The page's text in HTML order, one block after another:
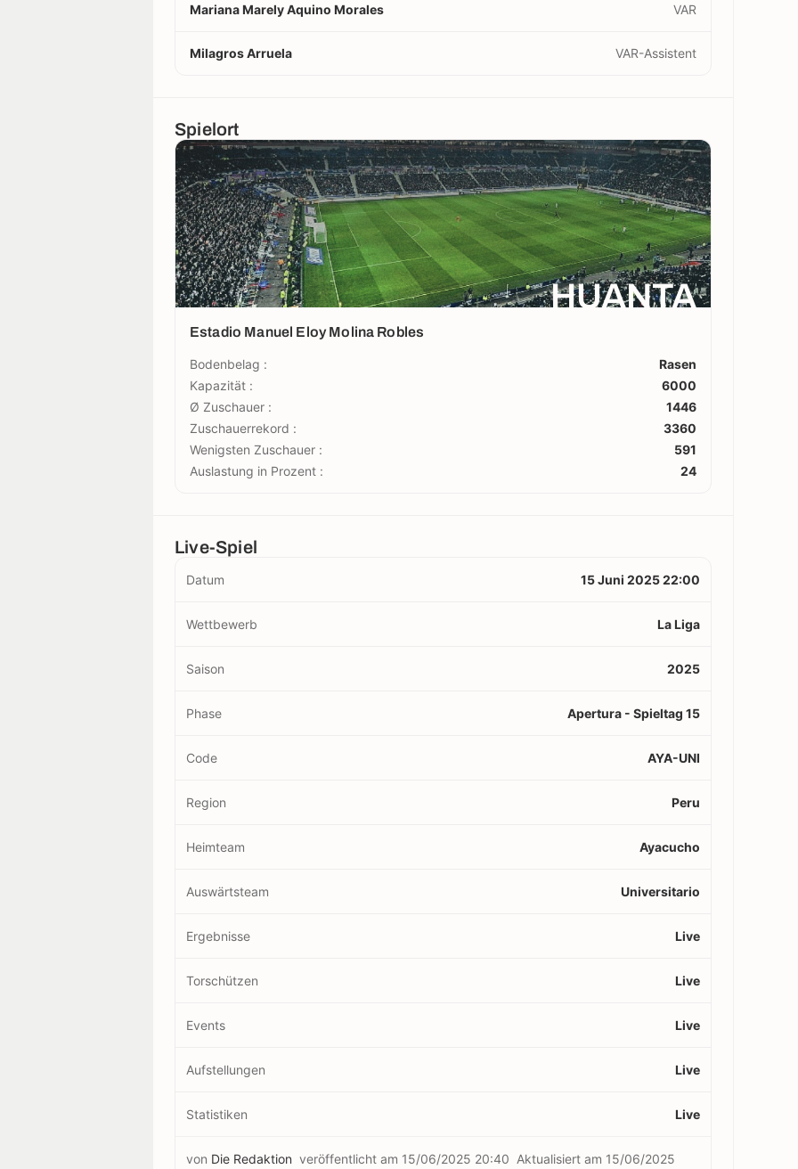
Mariana Marely Aquino Morales VAR
Milagros Arruela VAR-Assistent
Spielort
HUANTA
Estadio Manuel Eloy Molina Robles
Bodenbelag :
Rasen
Kapazität :
6000
Ø Zuschauer :
1446
Zuschauerrekord :
3360
Wenigsten Zuschauer :
591
Auslastung in Prozent :
24
Live-Spiel
Datum 15 Juni 2025 22:00
Wettbewerb La Liga
Saison 2025
Phase Apertura - Spieltag 15
Code AYA-UNI
Region Peru
Heimteam Ayacucho
Auswärtsteam Universitario
Ergebnisse Live
Torschützen Live
Events Live
Aufstellungen Live
Statistiken Live
von Die Redaktion veröffentlicht am 15/06/2025 20:40 Aktualisiert am 15/06/2025